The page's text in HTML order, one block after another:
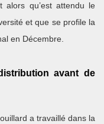
alors qu’est attendu le
et que se profile la
en Décembre.
avant de
a travaillé dans la